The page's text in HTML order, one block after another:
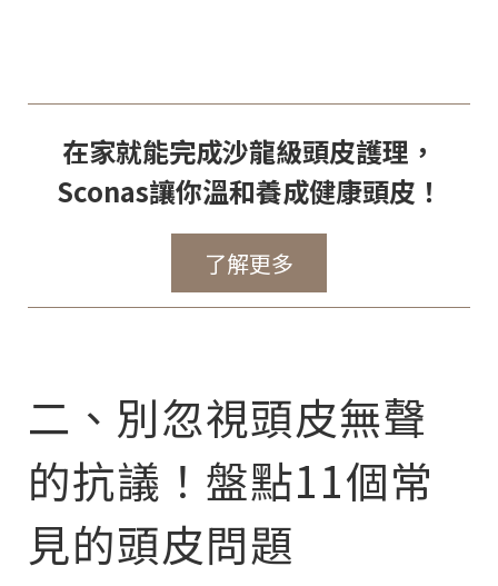
在家就能完成沙龍級頭皮護理，
Sconas讓你溫和養成健康頭皮！
了解更多
二、別忽視頭皮無聲
的抗議！盤點11個常
見的頭皮問題